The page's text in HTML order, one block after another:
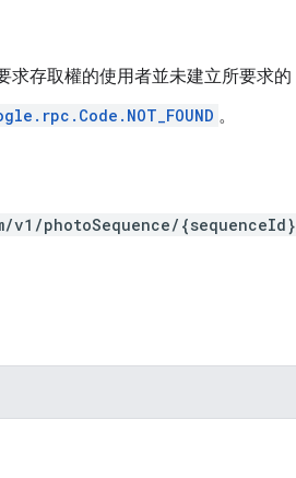
求存取權的使用者並未建立所要求的
。
photoSequence/{sequenceId}